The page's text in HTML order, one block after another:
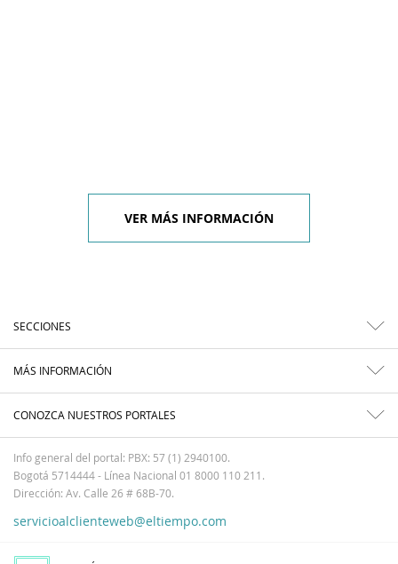
VER MÁS INFORMACIÓN
SECCIONES
MÁS INFORMACIÓN
CONOZCA NUESTROS PORTALES
Info general del portal: PBX: 57 (1) 2940100.
Bogotá 5714444 - Línea Nacional 01 8000 110 211.
Dirección: Av. Calle 26 # 68B-70.
servicioalclienteweb@eltiempo.com